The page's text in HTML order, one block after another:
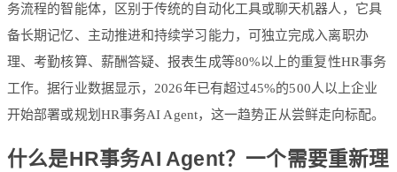
务流程的智能体，区别于传统的自动化工具或聊天机器人，它具
备长期记忆、主动推进和持续学习能力，可独立完成入离职办
理、考勤核算、薪酬答疑、报表生成等80%以上的重复性HR事务
工作。据行业数据显示，2026年已有超过45%的500人以上企业
开始部署或规划HR事务AI Agent，这一趋势正从尝鲜走向标配。
什么是HR事务AI Agent？一个需要重新理